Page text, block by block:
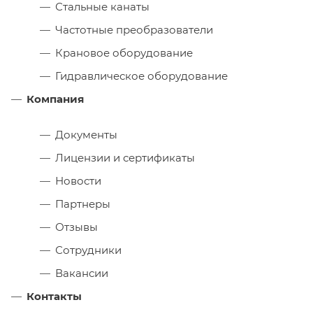
Стальные канаты
Частотные преобразователи
Крановое оборудование
Гидравлическое оборудование
Компания
Документы
Лицензии и сертификаты
Новости
Партнеры
Отзывы
Сотрудники
Вакансии
Контакты